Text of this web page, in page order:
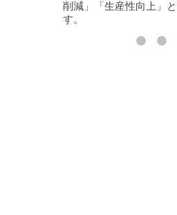
削減」「生産性向上」
す。